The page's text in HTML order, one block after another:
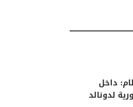
وشيكة